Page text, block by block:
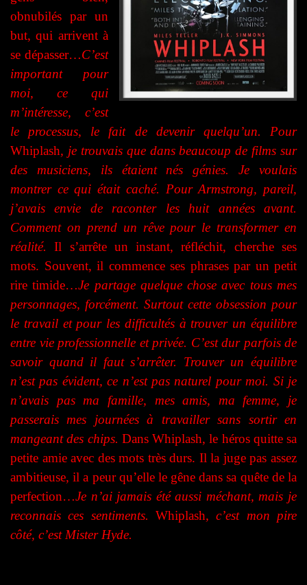
obnubilés par un
but, qui arrivent à
se dépasser…C’est
important pour
moi, ce qui
m’intéresse, c’est
le processus, le fait de devenir quelqu’un. Pour
Whiplash, je trouvais que dans beaucoup de films sur
des musiciens, ils étaient nés génies. Je voulais
montrer ce qui était caché. Pour Armstrong, pareil,
j’avais envie de raconter les huit années avant.
Comment on prend un rêve pour le transformer en
réalité.Il s’arrête un instant, réfléchit, cherche ses
mots. Souvent, il commence ses phrases par un petit
rire timide…Je partage quelque chose avec tous mes
personnages, forcément. Surtout cette obsession pour
le travail et pour les difficultés à trouver un équilibre
entre vie professionnelle et privée. C’est dur parfois de
savoir quand il faut s’arrêter. Trouver un équilibre
n’est pas évident, ce n’est pas naturel pour moi. Si je
n’avais pas ma famille, mes amis, ma femme, je
passerais mes journées à travailler sans sortir en
mangeant des chips. Dans Whiplash, le héros quitte sa
petite amie avec des mots très durs. Il la juge pas assez
ambitieuse, il a peur qu’elle le gêne dans sa quête de la
perfection…Je n’ai jamais été aussi méchant, mais je
reconnais ces sentiments. Whiplash, c’est mon pire
côté, c’est Mister Hyde.